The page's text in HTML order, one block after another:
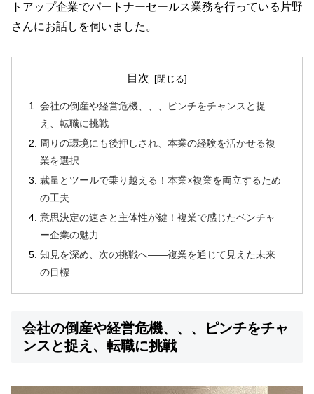
トアップ企業でパートナーセールス業務を行っている片野
さんにお話しを伺いました。
目次
会社の倒産や経営危機、、、ピンチをチャンスと捉
え、転職に挑戦
周りの環境にも後押しされ、本業の経験を活かせる複
業を選択
裁量とツールで乗り越える！本業×複業を両立するため
の工夫
意思決定の速さと主体性が鍵！複業で感じたベンチャ
ー企業の魅力
知見を深め、次の挑戦へ――複業を通じて見えた未来
の目標
会社の倒産や経営危機、、、ピンチをチャ
ンスと捉え、転職に挑戦